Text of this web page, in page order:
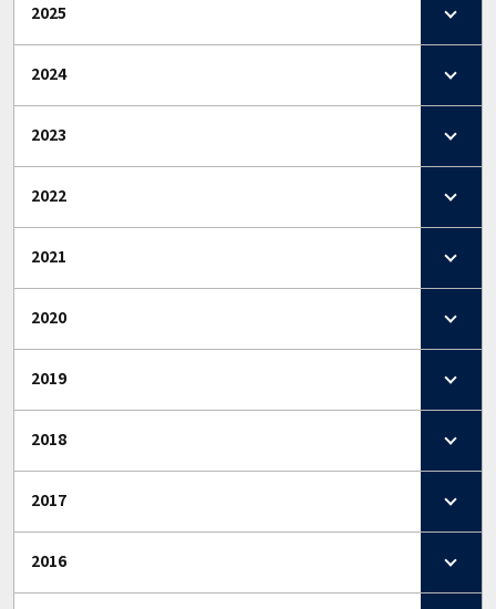
2025
2024
2023
2022
2021
2020
2019
2018
2017
2016